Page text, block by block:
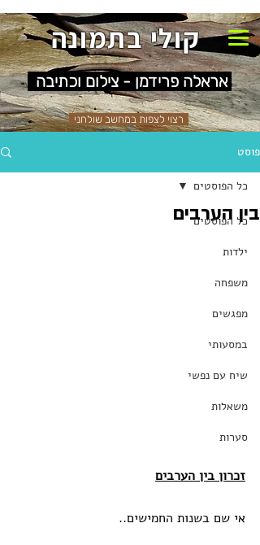
קולי בתמונה
אראלה פרידמן - צילום וכתיבה
רצוי לצפות במחשב שולחני
פוסט
כל הפוסטים
ילדות
משפחה
מפגשים
במסעותי
שיח עם נפשי
משאלות
סערות
כל הפוסטים
בין הערבים
זכרון בין הערבים
אי שם בשנות החמישים..